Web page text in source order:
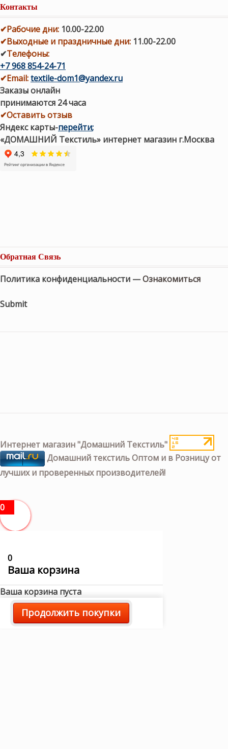
Контакты
✔Рабочие дни: 10.00-22.00
✔Выходные и праздничные дни: 11.00-22.00
✔Телефоны:
+7 968 854-24-71
✔Email:textile-dom1@yandex.ru
Заказы онлайн
принимаются 24 часа
✔Оставить отзыв
Яндекс карты-перейти;
«ДОМАШНИЙ Текстиль» интернет магазин г.Москва
Обратная Связь
Политика конфиденциальности —Ознакомиться
Submit
Интернет магазин "Домашний Текстиль"
Домашний текстиль Оптом и в Розницу от
лучших и проверенных производителей!
0
0
Ваша корзина
Ваша корзина пуста
Продолжить покупки